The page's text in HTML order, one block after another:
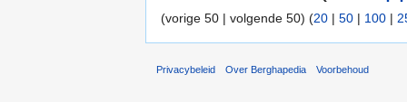
(vorige 50 | volgende 50) (20 | 50 | 100 |
Privacybeleid Over Berghapedia Voorbehoud